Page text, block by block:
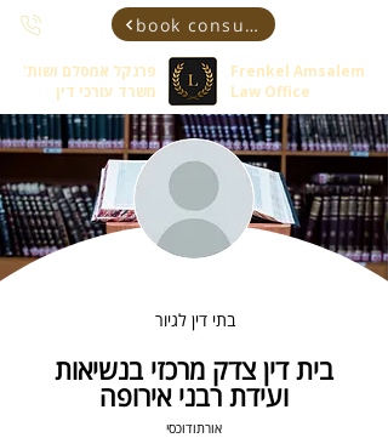
book consultant
פרנקל אמסלם ושות'
משרד עורכי דין
Frenkel Amsalem
Law Office
בתי דין לגיור
בית דין צדק מרכזי בנשיאות
ועידת רבני אירופה
אורתודוכסי